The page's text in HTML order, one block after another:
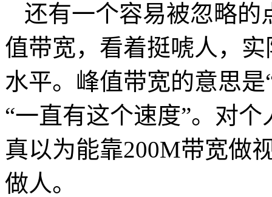
还有一个容易被忽略的
值带宽，看着挺唬人，
水平。峰值带宽的意思
“一直有这个速度”。对
真以为能靠200M带宽做
做人。